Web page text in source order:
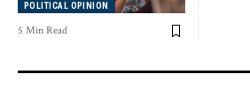
POLITICAL OPINION
5 Min Read